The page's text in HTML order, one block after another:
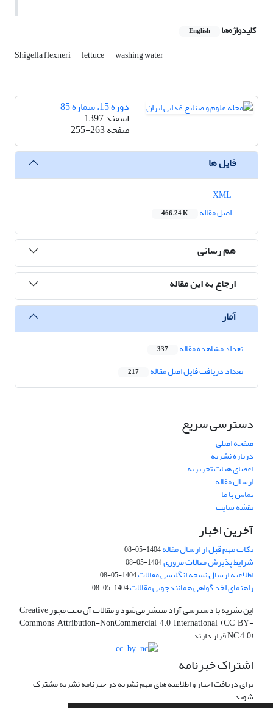
کلیدواژه‌ها English
Shigella flexneri lettuce washing water
دوره 15، شماره 85
اسفند 1397
صفحه255-263
فایل ها
اصل مقاله
466.24 K
هم رسانی
ارجاع به این مقاله
آمار
تعداد مشاهده مقاله 337
تعداد دریافت فایل اصل مقاله 217
دسترسی سریع
صفحه اصلی
درباره نشریه
اعضای هیات تحریریه
ارسال مقاله
تماس با ما
نقشه سایت
آخرین اخبار
نکات مهم قبل از ارسال مقاله1404-05-08
شرایط پذیرش مقالات مروری1404-05-08
اطلاعیه ارسال نسخه انگلیسی مقالات1404-05-08
راهنمای اخذ گواهی همانندجویی مقالات1404-05-08
این نشریه با دسترسی آزاد منتشر می‌شود و مقالات آن تحت مجوز Creative
Commons Attribution-NonCommercial 4.0 International (CC BY-
NC 4.0) قرار دارند.
اشتراک خبرنامه
برای دریافت اخبار و اطلاعیه های مهم نشریه در خبرنامه نشریه مشترک
شوید.